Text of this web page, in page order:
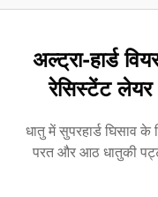
अल्ट्रा-हार्ड
रेसिस्टेंट लेयर
धातु में सुपरहार्ड घिसाव के
परत और आठ धातुकी